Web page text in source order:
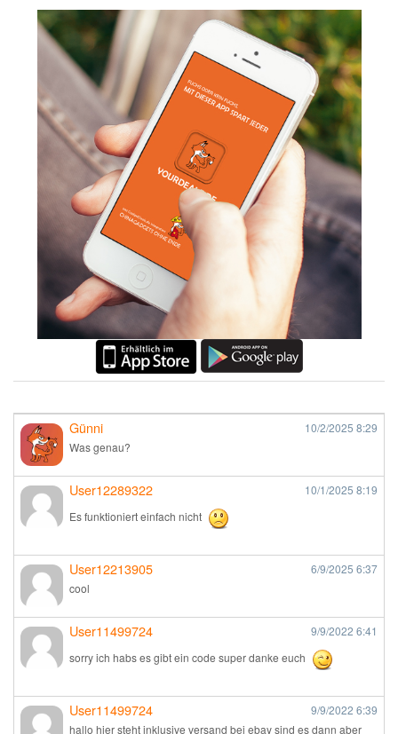
Günni 10/2/2025 8:29
Was genau?
User12289322 10/1/2025 8:19
Es funktioniert einfach nicht
User12213905 6/9/2025 6:37
cool
User11499724 9/9/2022 6:41
sorry ich habs es gibt ein code super danke euch
User11499724 9/9/2022 6:39
hallo hier steht inklusive versand bei ebay sind es dann aber